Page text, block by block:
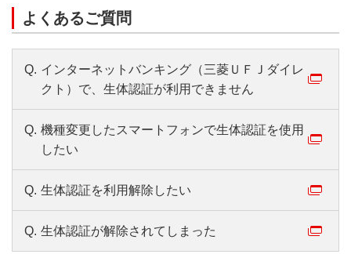
よくあるご質問
Q. インターネットバンキング（三菱ＵＦＪダイレ
クト）で、生体認証が利用できません
Q. 機種変更したスマートフォンで生体認証を使用
したい
Q. 生体認証を利用解除したい
Q. 生体認証が解除されてしまった